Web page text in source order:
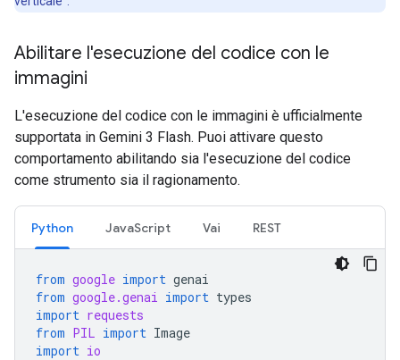
Abilitare l'esecuzione del codice con le
immagini
L'esecuzione del codice con le immagini è ufficialmente
supportata in Gemini 3 Flash. Puoi attivare questo
comportamento abilitando sia l'esecuzione del codice
come strumento sia il ragionamento.
Python JavaScript Vai REST
from google import genai
from google.genai import types
import requests
from PIL import Image
import io